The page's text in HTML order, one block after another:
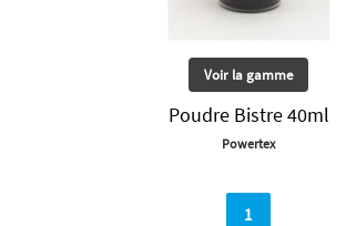
Voir la gamme
Poudre Bistre 40ml
Powertex
1